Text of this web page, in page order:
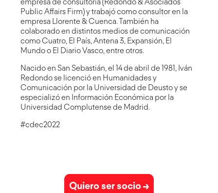
empresa de consultoría (Redondo & Asociados
Public Affairs Firm) y trabajó como consultor en la
empresa Llorente & Cuenca. También ha
colaborado en distintos medios de comunicación
como Cuatro, El País, Antena 3, Expansión, El
Mundo o El Diario Vasco, entre otros.
Nacido en San Sebastián, el 14 de abril de 1981, Iván
Redondo se licenció en Humanidades y
Comunicación por la Universidad de Deusto y se
especializó en Información Económica por la
Universidad Complutense de Madrid.
#cdec2022
Quiero ser socio →